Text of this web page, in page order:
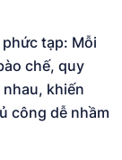
tạp: Mỗi
chế, quy
khiến
công dễ nhầm